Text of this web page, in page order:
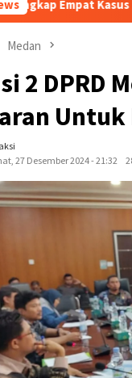
Peredaran
Medan
2 DPRD
27 Desember 2024 - 21:32